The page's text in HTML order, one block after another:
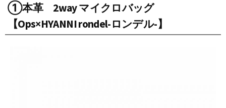
①本革 2way マイクロバッグ
【Ops×HYANNI rondel-ロンデル-】